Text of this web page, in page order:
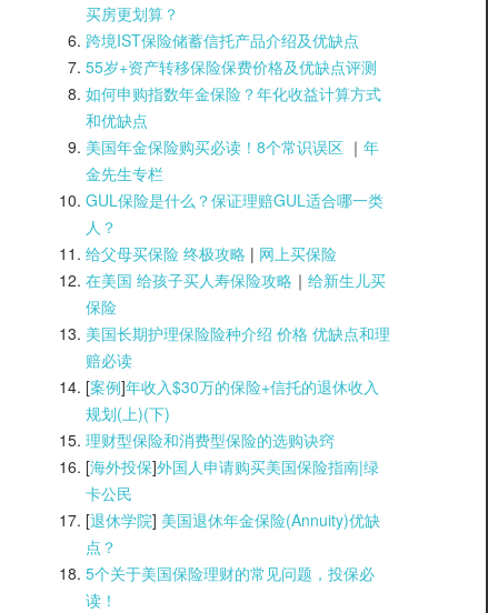
买房更划算？
跨境IST保险储蓄信托产品介绍及优缺点
55岁+资产转移保险保费价格及优缺点评测
如何申购指数年金保险？年化收益计算方式
和优缺点
美国年金保险购买必读！8个常识误区 ｜ 年
金先生专栏
GUL保险是什么？保证理赔GUL适合哪一类
人？
给父母买保险 终极攻略 | 网上买保险
在美国 给孩子买人寿保险攻略 ｜ 给新生儿买
保险
美国长期护理保险险种介绍 价格 优缺点和理
赔必读
[案例]年收入$30万的保险+信托的退休收入
规划(上)(下)
理财型保险和消费型保险的选购诀窍
[海外投保]外国人申请购买美国保险指南|绿
卡公民
[退休学院] 美国退休年金保险(Annuity)优缺
点？
5个关于美国保险理财的常见问题，投保必
读！